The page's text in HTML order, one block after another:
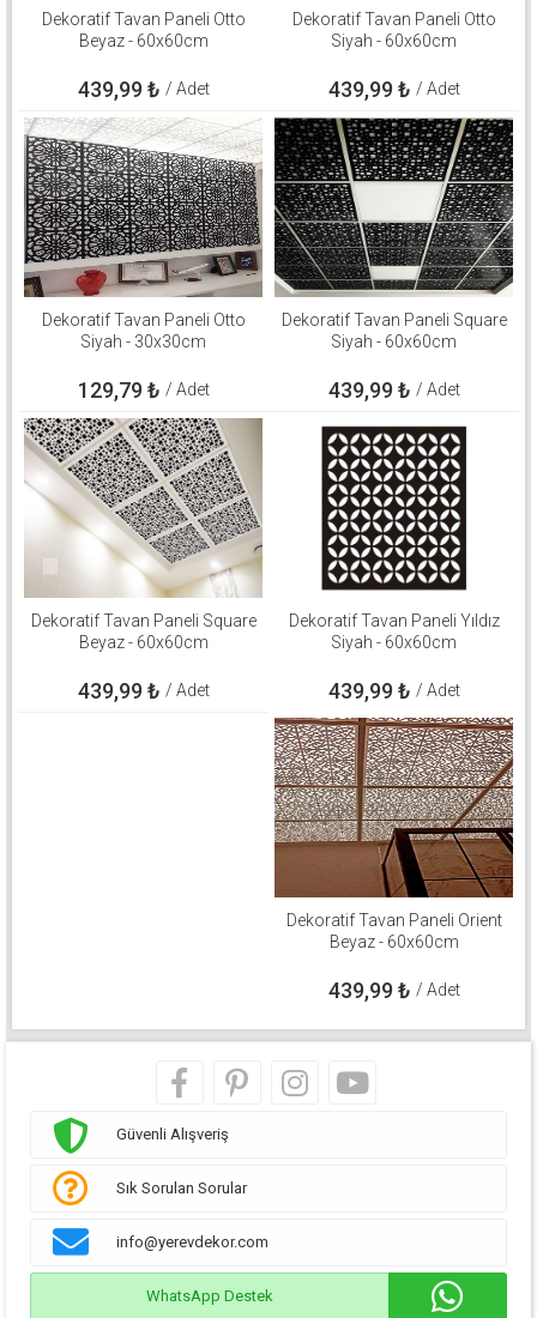
Dekoratif Tavan Paneli Otto
Beyaz - 60x60cm
439,99₺ / Adet
Dekoratif Tavan Paneli Otto
Siyah - 60x60cm
439,99₺ / Adet
Dekoratif Tavan Paneli Otto
Siyah - 30x30cm
129,79₺ / Adet
Dekoratif Tavan Paneli Square
Siyah - 60x60cm
439,99₺ / Adet
Dekoratif Tavan Paneli Square
Beyaz - 60x60cm
439,99₺ / Adet
Dekoratif Tavan Paneli Yıldız
Siyah - 60x60cm
439,99₺ / Adet
Dekoratif Tavan Paneli Orient
Beyaz - 60x60cm
439,99₺ / Adet
Güvenli Alışveriş
Sık Sorulan Sorular
info@yerevdekor.com
WhatsApp Destek